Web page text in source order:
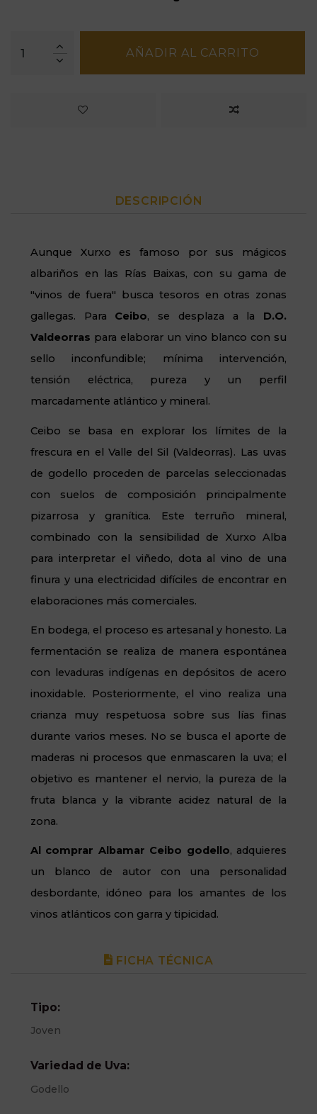
AÑADIR AL CARRITO
DESCRIPCIÓN
Aunque Xurxo es famoso por sus mágicos
albariños en las Rías Baixas, con su gama de
"vinos de fuera" busca tesoros en otras zonas
gallegas. Para Ceibo, se desplaza a la D.O.
Valdeorras para elaborar un vino blanco con su
sello inconfundible; mínima intervención,
tensión eléctrica, pureza y un perfil
marcadamente atlántico y mineral.
Ceibo se basa en explorar los límites de la
frescura en el Valle del Sil (Valdeorras). Las uvas
de godello proceden de parcelas seleccionadas
con suelos de composición principalmente
pizarrosa y granítica. Este terruño mineral,
combinado con la sensibilidad de Xurxo Alba
para interpretar el viñedo, dota al vino de una
finura y una electricidad difíciles de encontrar en
elaboraciones más comerciales.
En bodega, el proceso es artesanal y honesto. La
fermentación se realiza de manera espontánea
con levaduras indígenas en depósitos de acero
inoxidable. Posteriormente, el vino realiza una
crianza muy respetuosa sobre sus lías finas
durante varios meses. No se busca el aporte de
maderas ni procesos que enmascaren la uva; el
objetivo es mantener el nervio, la pureza de la
fruta blanca y la vibrante acidez natural de la
zona.
Al comprar Albamar Ceibo godello, adquieres
un blanco de autor con una personalidad
desbordante, idóneo para los amantes de los
vinos atlánticos con garra y tipicidad.
FICHA TÉCNICA
Tipo:
Joven
Variedad de Uva:
Godello